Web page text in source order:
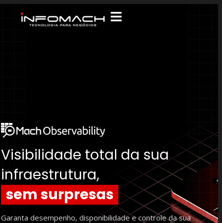
Visibilidade total da sua
infraestrutura,
sem surpresas
Garanta desempenho, disponibilidade e controle da sua